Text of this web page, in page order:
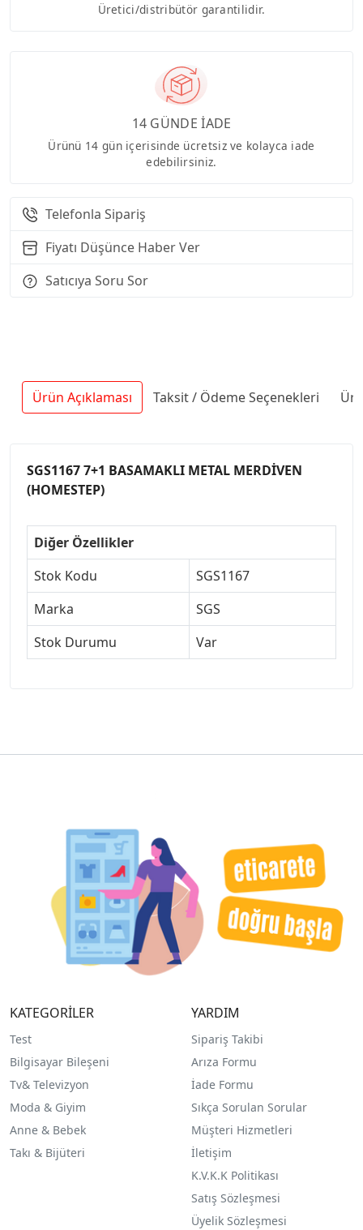
Üretici/distribütör garantilidir.
14 GÜNDE İADE
Ürünü 14 gün içerisinde ücretsiz ve kolayca iade
edebilirsiniz.
Telefonla Sipariş
Fiyatı Düşünce Haber Ver
Satıcıya Soru Sor
Ürün Açıklaması Taksit / Ödeme Seçenekleri
SGS1167 7+1 BASAMAKLI METAL MERDİVEN
(HOMESTEP)
Diğer Özellikler
Stok Kodu
SGS1167
Marka
SGS
Stok Durumu
Var
KATEGORİLER
Test
Bilgisayar Bileşeni
Tv& Televizyon
Moda & Giyim
Anne & Bebek
Takı & Bijüteri
YARDIM
Sipariş Takibi
Arıza Formu
İade Formu
Sıkça Sorulan Sorular
Müşteri Hizmetleri
İletişim
K.V.K.K Politikası
Satış Sözleşmesi
Üyelik Sözleşmesi